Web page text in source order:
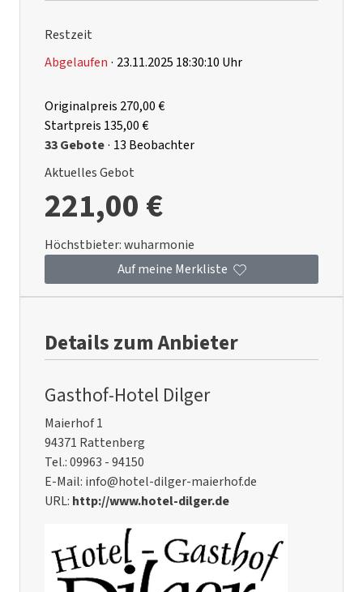
Restzeit
Abgelaufen · 23.11.2025 18:30:10 Uhr
Originalpreis 270,00 €
Startpreis 135,00 €
33 Gebote· 13 Beobachter
Aktuelles Gebot
221,00 €
Höchstbieter:wuharmonie
Auf meine Merkliste
Details zum Anbieter
Gasthof-Hotel Dilger
Maierhof 1
94371 Rattenberg
Tel.: 09963 - 94150
E-Mail: info@hotel-dilger-maierhof.de
URL: http://www.hotel-dilger.de